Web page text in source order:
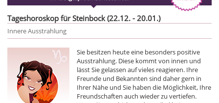
Tageshoroskop für Steinbock (22.12. - 20.01.)
Innere Ausstrahlung
Sie besitzen heute eine besonders positive
Ausstrahlung. Diese kommt von innen und
lässt Sie gelassen auf vieles reagieren. Ihre
Freunde und Bekannten sind daher gern in
Ihrer Nähe und Sie haben die Möglichkeit, Ihre
Freundschaften auch wieder zu vertiefen.